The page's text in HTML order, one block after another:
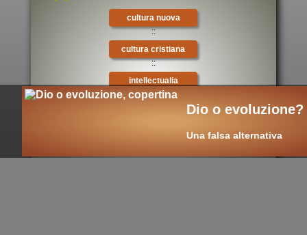
Dio o evoluzione?
Una falsa alternativa
cultura nuova
::
cultura cristiana
::
intellectualia
::
::